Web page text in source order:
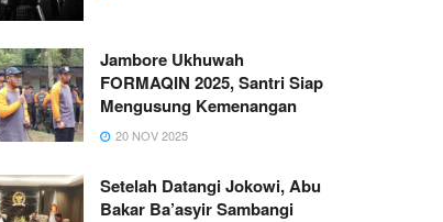
Jambore Ukhuwah
FORMAQIN 2025, Santri Siap
Mengusung Kemenangan
20 NOV 2025
Setelah Datangi Jokowi, Abu
Bakar Ba’asyir Sambangi